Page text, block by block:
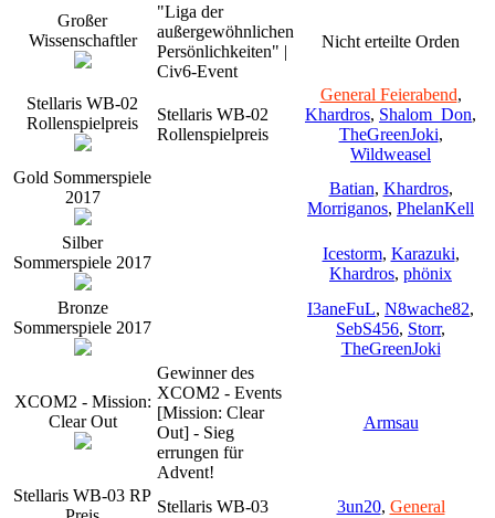
Großer
Wissenschaftler
"Liga der
außergewöhnlichen
Persönlichkeiten" |
Civ6-Event
Nicht erteilte Orden
Stellaris WB-02
Rollenspielpreis
Stellaris WB-02
Rollenspielpreis
General Feierabend,
Khardros, Shalom_Don,
TheGreenJoki,
Wildweasel
Gold Sommerspiele
2017
Batian, Khardros,
Morriganos, PhelanKell
Silber
Sommerspiele 2017
Icestorm, Karazuki,
Khardros, phönix
Bronze
Sommerspiele 2017
I3aneFuL, N8wache82,
SebS456, Storr,
TheGreenJoki
XCOM2 - Mission:
Clear Out
Gewinner des
XCOM2 - Events
[Mission: Clear
Out] - Sieg
errungen für
Advent!
Armsau
Stellaris WB-03 RP
Stellaris WB-03
3un20, General